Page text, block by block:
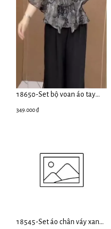
18650-Set bộ voan áo tay
cánh tiên kèm quần suông xẻ
349.000 ₫
18545-Set áo chân váy xanh